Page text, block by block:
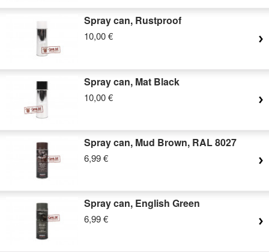
Spray can, Rustproof
10,00 €
Spray can, Mat Black
10,00 €
Spray can, Mud Brown, RAL 8027
6,99 €
Spray can, English Green
6,99 €